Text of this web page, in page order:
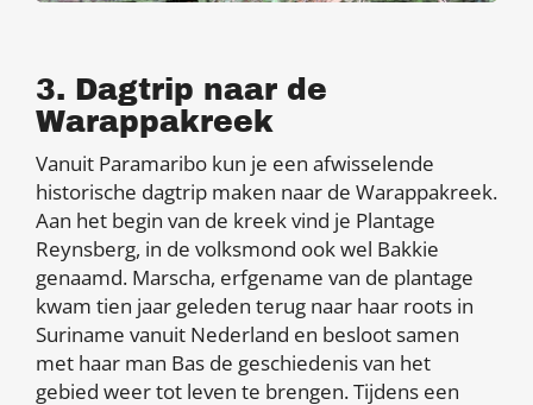
3. Dagtrip naar de
Warappakreek
Vanuit Paramaribo kun je een afwisselende
historische dagtrip maken naar de Warappakreek.
Aan het begin van de kreek vind je Plantage
Reynsberg, in de volksmond ook wel Bakkie
genaamd. Marscha, erfgename van de plantage
kwam tien jaar geleden terug naar haar roots in
Suriname vanuit Nederland en besloot samen
met haar man Bas de geschiedenis van het
gebied weer tot leven te brengen. Tijdens een